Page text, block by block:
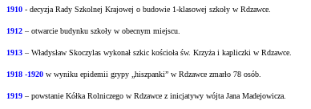
1910 - decyzja Rady Szkolnej Krajowej o budowie 1-klasowej szkoły w Rdzawce.
1912 – otwarcie budynku szkoły w obecnym miejscu.
1913 – Władysław Skoczylas wykonał szkic kościoła św. Krzyża i kapliczki w Rdzawce.
1918 -1920 w wyniku epidemii grypy „hiszpanki” w Rdzawce zmarło 78 osób.
1919 – powstanie Kółka Rolniczego w Rdzawce z inicjatywy wójta Jana Madejowicza.